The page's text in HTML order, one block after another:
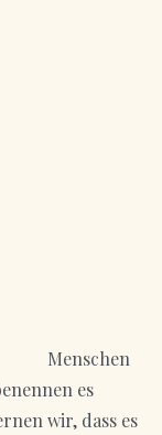
Menschen
es
wir, dass es